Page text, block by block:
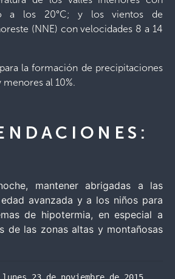
a los 20°C; y los vientos de
(NNE) con velocidades 8 a 14
la formación de precipitaciones
menores al 10%.
mantener abrigadas a las
avanzada y a los niños para
de hipotermia, en especial a
de las zonas altas y montañosas
23 de noviembre de 2015